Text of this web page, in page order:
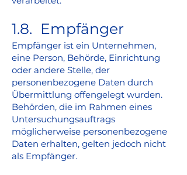
1.8. Empfänger
Empfänger ist ein Unternehmen,
eine Person, Behörde, Einrichtung
oder andere Stelle, der
personenbezogene Daten durch
Übermittlung offengelegt wurden.
Behörden, die im Rahmen eines
Untersuchungsauftrags
möglicherweise personenbezogene
Daten erhalten, gelten jedoch nicht
als Empfänger.